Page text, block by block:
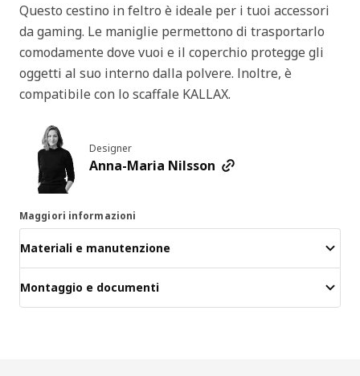
Questo cestino in feltro è ideale per i tuoi accessori
da gaming. Le maniglie permettono di trasportarlo
comodamente dove vuoi e il coperchio protegge gli
oggetti al suo interno dalla polvere. Inoltre, è
compatibile con lo scaffale KALLAX.
Designer
Anna-Maria Nilsson
Maggiori informazioni
Materiali e manutenzione
Montaggio e documenti